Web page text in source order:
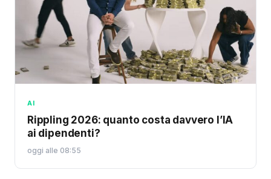
AI
Rippling 2026: quanto costa davvero l’IA
ai dipendenti?
oggi alle 08:55